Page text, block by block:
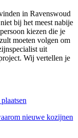
in Ravenswoud
bij het meest nabije
kiezen die je
moeten volgen om
uit
Wij vertellen je
nieuwe kozijnen